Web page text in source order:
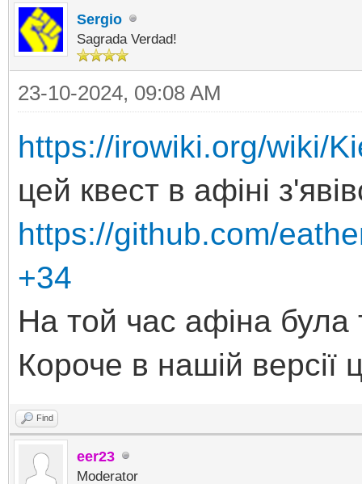
Sergio
Sagrada Verdad!
23-10-2024, 09:08 AM
https://irowiki.org/wiki/
цей квест в афіні
https://github.com/
+34
На той час афіна була
Короче в нашій версії
Find
eer23
Moderator